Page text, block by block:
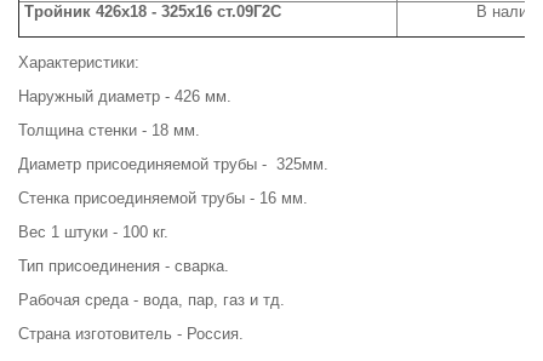
Тройник 426х18 - 325х16 ст.09Г2С
В
Характеристики:
Наружный диаметр - 426 мм.
Толщина стенки - 18 мм.
Диаметр присоединяемой трубы - 325мм.
Стенка присоединяемой трубы - 16 мм.
Вес 1 штуки - 100 кг.
Тип присоединения - сварка.
Рабочая среда - вода, пар, газ и тд.
Страна изготовитель - Россия.